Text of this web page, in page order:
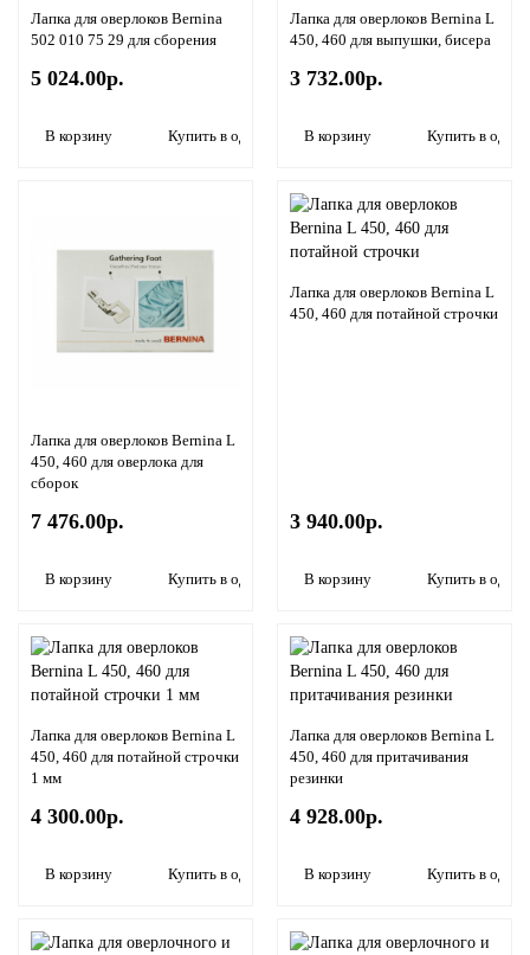
Лапка для оверлоков Bernina
502 010 75 29 для сборения
5 024.00р.
В корзину Купить в один клик
Лапка для оверлоков Bernina L
450, 460 для выпушки, бисера
3 732.00р.
В корзину Купить в один
Лапка для оверлоков Bernina L
450, 460 для оверлока для
сборок
7 476.00р.
В корзину Купить в один клик
Лапка для оверлоков Bernina L
450, 460 для потайной строчки
3 940.00р.
В корзину Купить в один
Лапка для оверлоков Bernina L
450, 460 для потайной строчки
1 мм
4 300.00р.
В корзину Купить в один клик
Лапка для оверлоков Bernina L
450, 460 для притачивания
резинки
4 928.00р.
В корзину Купить в один